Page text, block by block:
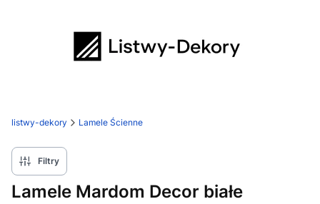
listwy-dekory Lamele Ścienne
Filtry
Lamele Mardom Decor białe